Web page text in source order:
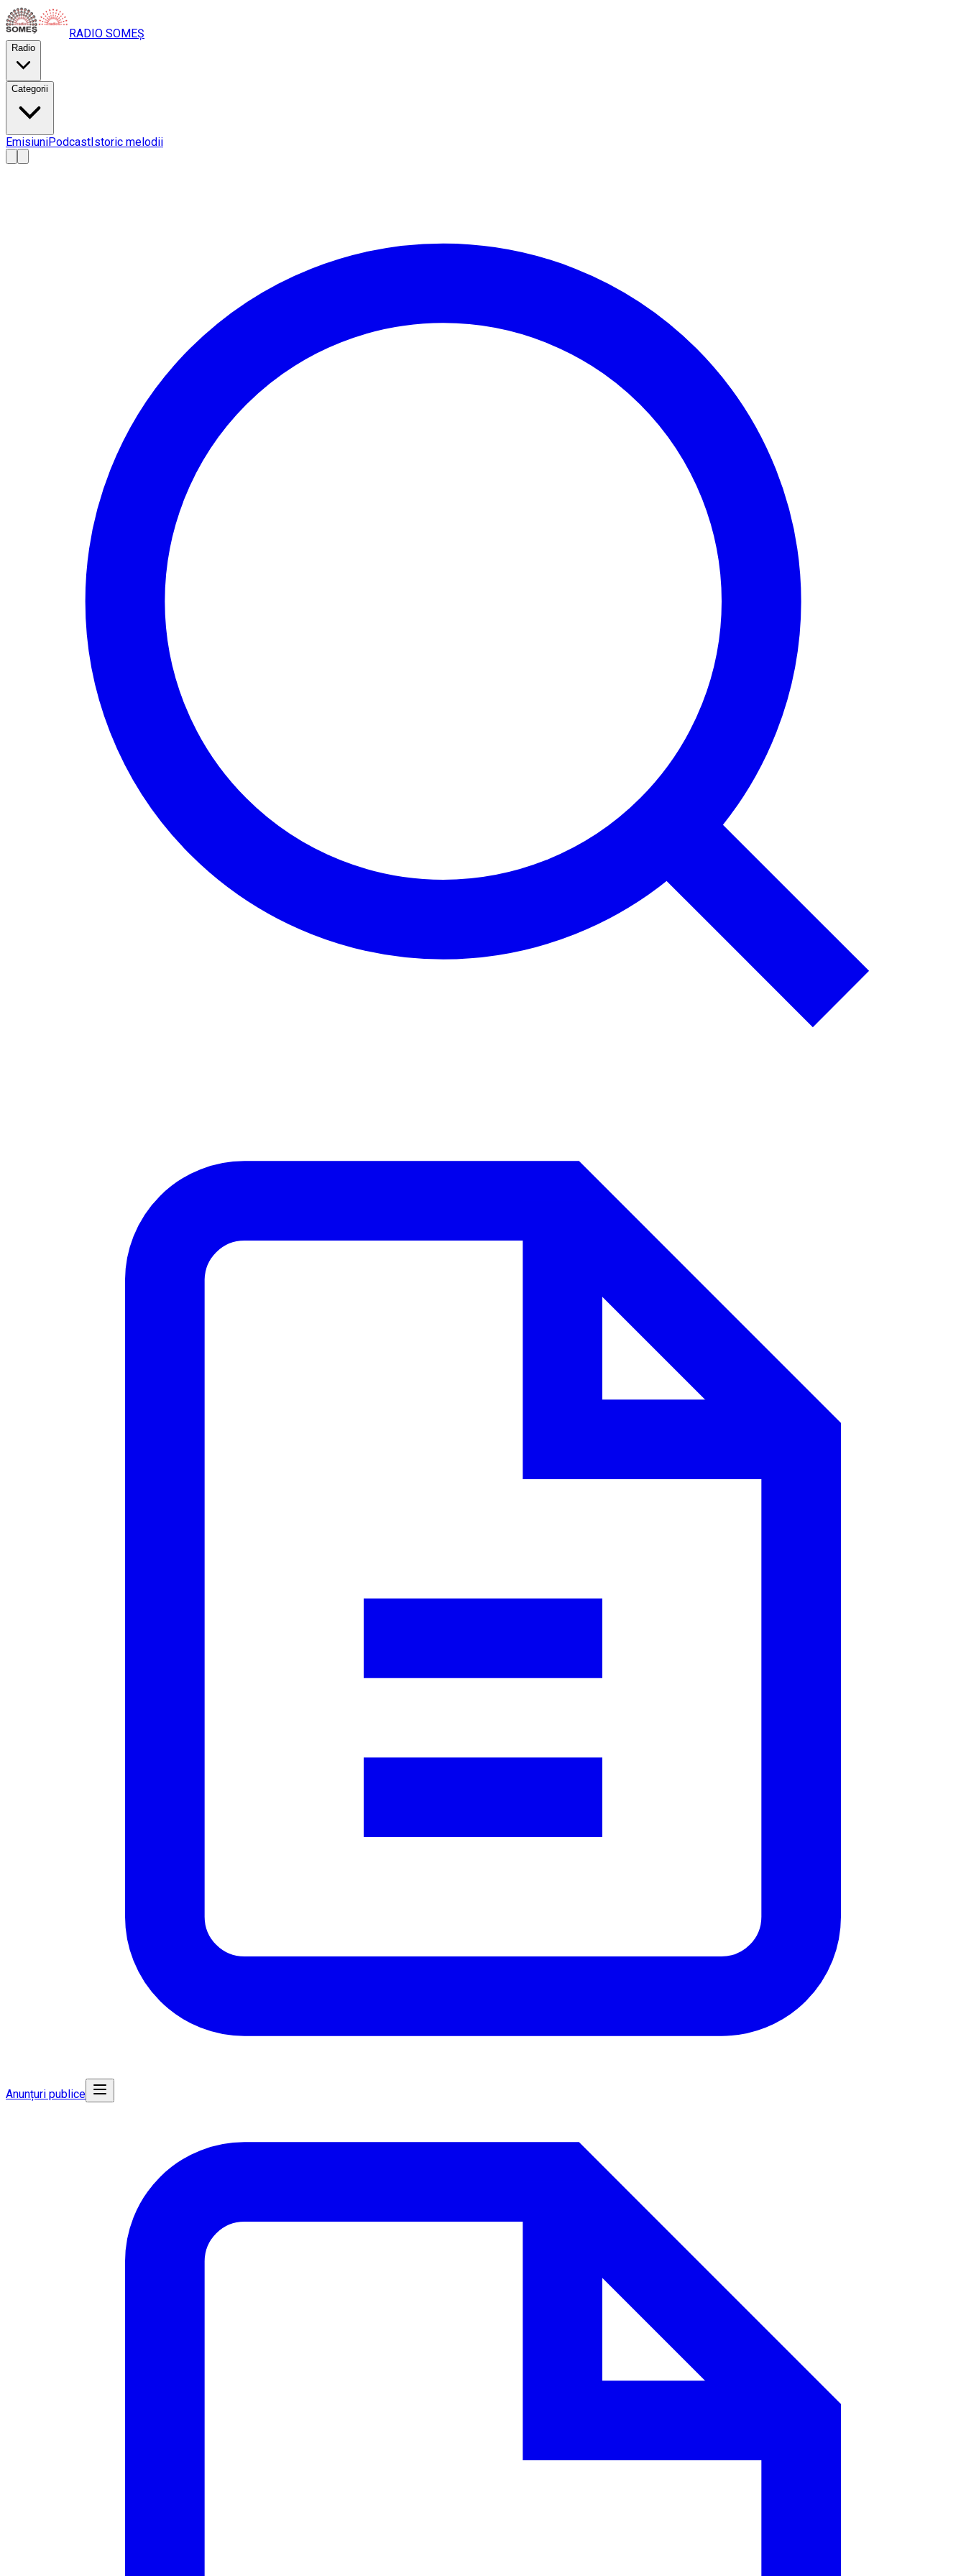
RADIO SOMEȘ
Radio
Categorii
EmisiuniPodcastIstoric melodii
AA
Anunțuri publice